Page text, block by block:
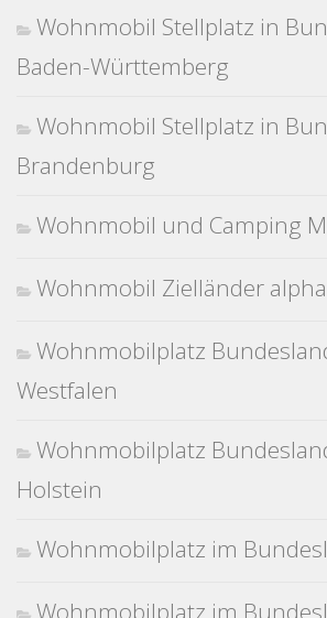
Wohnmobil Stellplatz in
Baden-Württemberg
Wohnmobil Stellplatz in
Brandenburg
Wohnmobil und Camping
Wohnmobil Zielländer
Wohnmobilplatz
Westfalen
Wohnmobilplatz
Holstein
Wohnmobilplatz im
Wohnmobilplatz im